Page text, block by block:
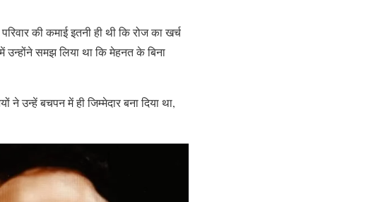
की कमाई इतनी ही थी कि रोज का खर्च
समझ लिया था कि मेहनत के बिना
उन्हें बचपन में ही जिम्मेदार बना दिया था,